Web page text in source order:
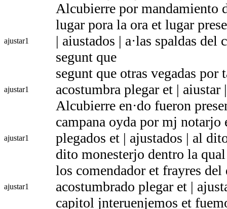
Alcubierre por mandamiento
ajustar1
lugar pora la ora et lugar
| aiustados | a·las spaldas
segunt que
ajustar1
segunt que otras vegadas por
acostumbra plegar et |
Alcubierre en·do fueron
ajustar1
campana oyda por mj
plegados et | ajustados | al
dito monesterjo dentro la qual
ajustar1
los comendador et frayres
acostumbrado plegar et |
capitol jnteruenjemos et